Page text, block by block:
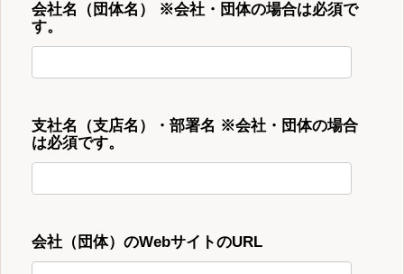
会社名（団体名） ※会社・団体の場合は必須で
す。
支社名（支店名）・部署名 ※会社・団体の場合
は必須です。
会社（団体）のWebサイトのURL